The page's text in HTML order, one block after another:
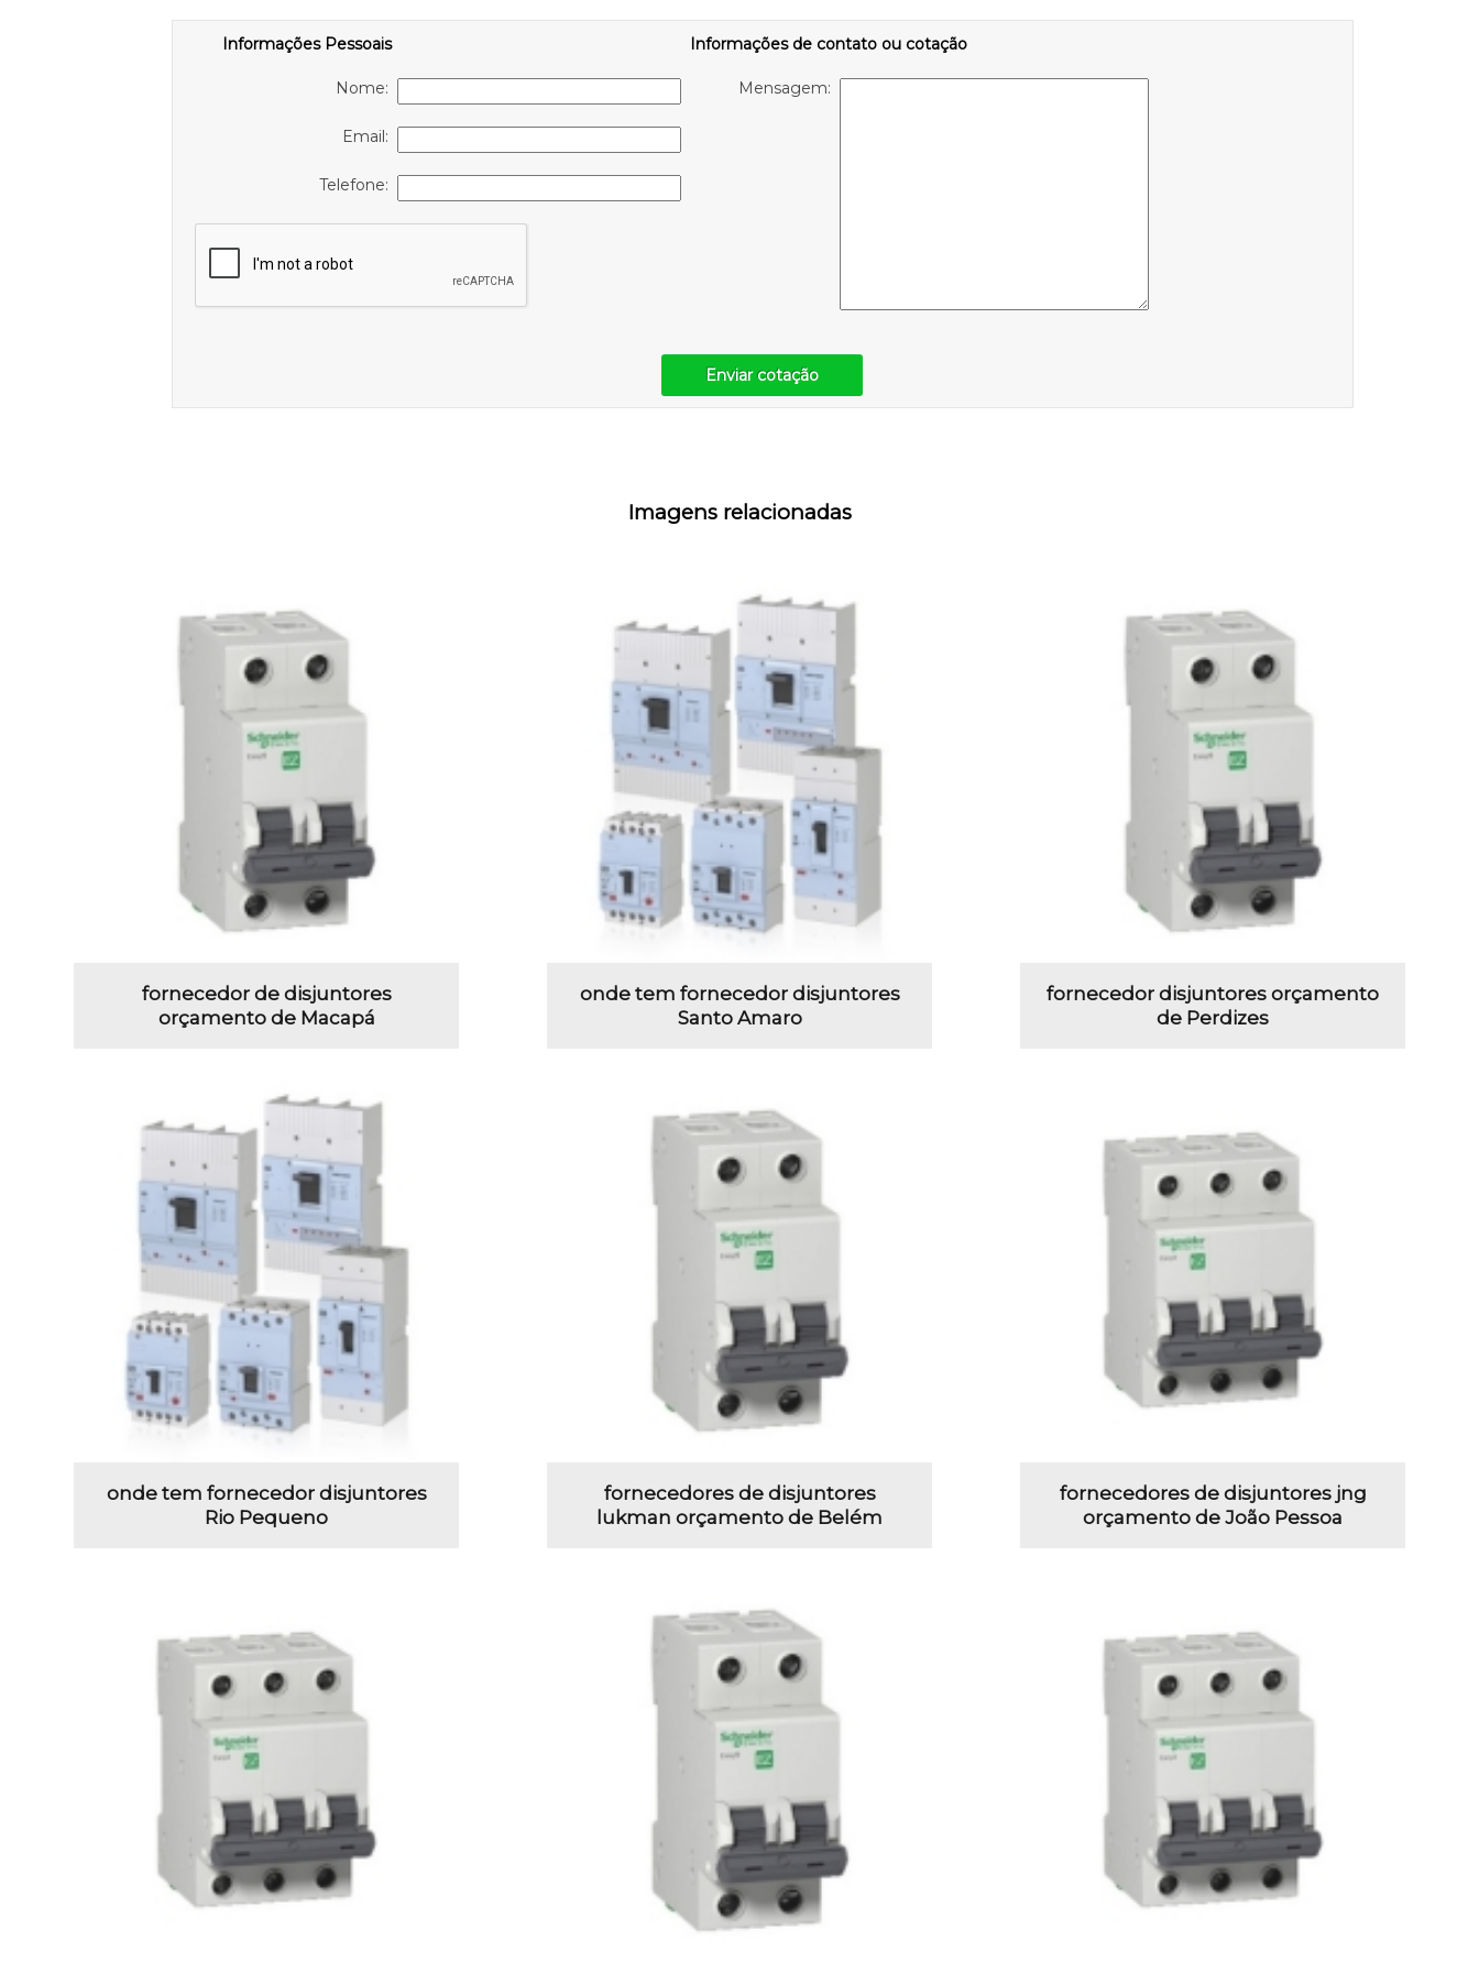
Informações Pessoais
Nome:
Email:
Telefone:
Informações de contato ou cotação
Mensagem:
Enviar cotação
Imagens relacionadas
fornecedor de disjuntores
orçamento de Macapá
onde tem fornecedor disjuntores
Santo Amaro
fornecedor disjuntores orçamento
de Perdizes
onde tem fornecedor disjuntores
Rio Pequeno
fornecedores de disjuntores
lukman orçamento de Belém
fornecedores de disjuntores jng
orçamento de João Pessoa